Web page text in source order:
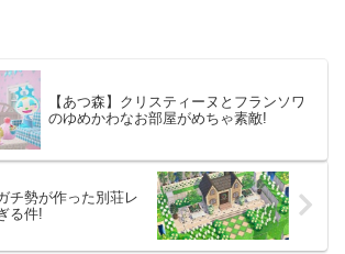
【あつ森】クリスティーヌとフランソワ
のゆめかわなお部屋がめちゃ素敵!
チ勢が作った別荘レ
る件!